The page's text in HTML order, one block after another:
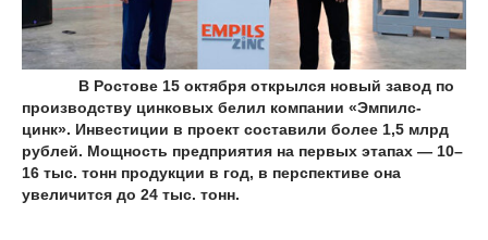
В Ростове 15 октября открылся новый завод по
производству цинковых белил компании «Эмпилс-
цинк». Инвестиции в проект составили более 1,5 млрд
рублей. Мощность предприятия на первых этапах — 10–
16 тыс. тонн продукции в год, в перспективе она
увеличится до 24 тыс. тонн.